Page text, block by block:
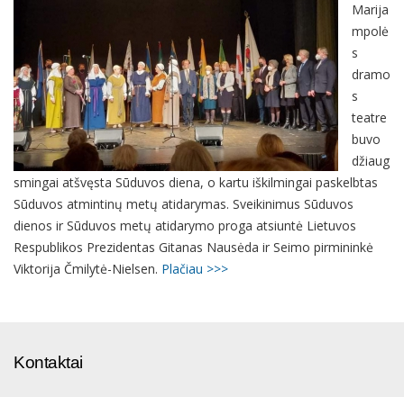
Marija
mpolė
s
dramo
s
teatre
buvo
džiaug
smingai atšvęsta Sūduvos diena, o kartu iškilmingai paskelbtas
Sūduvos atmintinų metų atidarymas. Sveikinimus Sūduvos
dienos ir Sūduvos metų atidarymo proga atsiuntė Lietuvos
Respublikos Prezidentas Gitanas Nausėda ir Seimo pirmininkė
Viktorija Čmilytė-Nielsen. Plačiau >>>
Kontaktai